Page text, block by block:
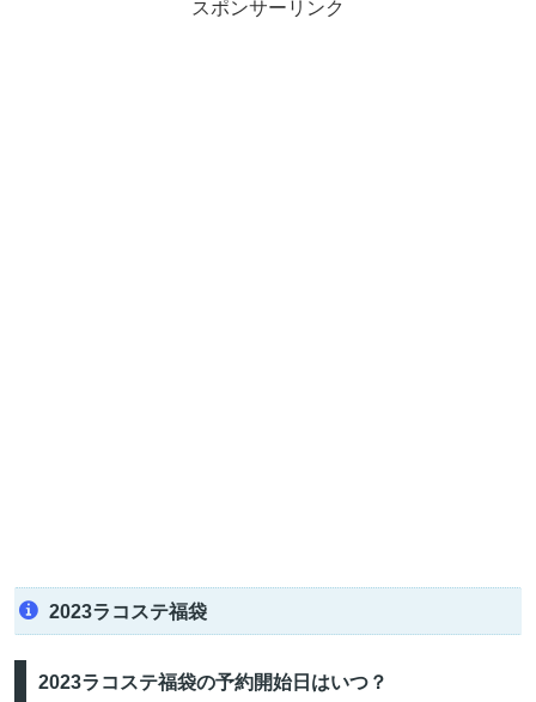
スポンサーリンク
2023ラコステ福袋
2023ラコステ福袋の予約開始日はいつ？